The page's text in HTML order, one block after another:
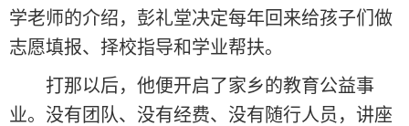
学老师的介绍，彭礼堂决定每年回来给孩子们做
志愿填报、择校指导和学业帮扶。
打那以后，他便开启了家乡的教育公益事
业。没有团队、没有经费、没有随行人员，讲座